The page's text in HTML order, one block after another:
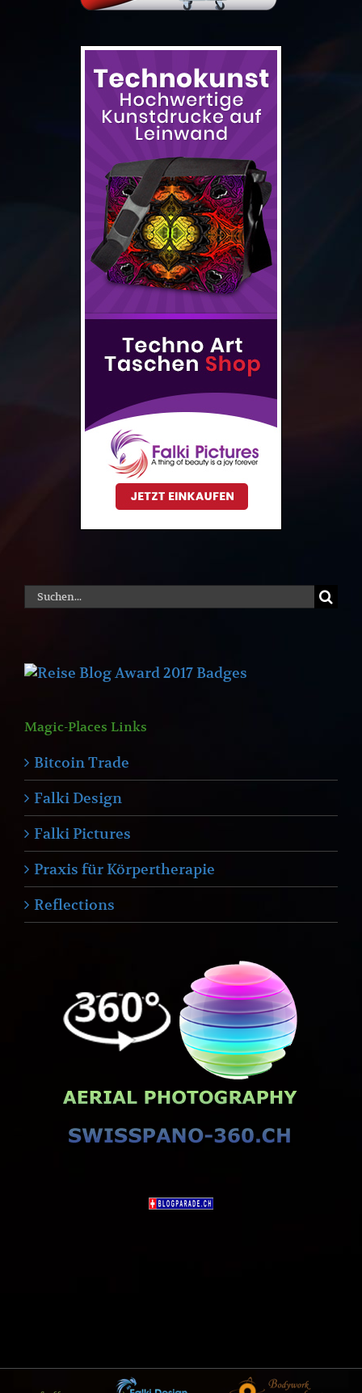
Suche
nach:
Magic-Places Links
Bitcoin Trade
Falki Design
Falki Pictures
Praxis für Körpertherapie
Reflections